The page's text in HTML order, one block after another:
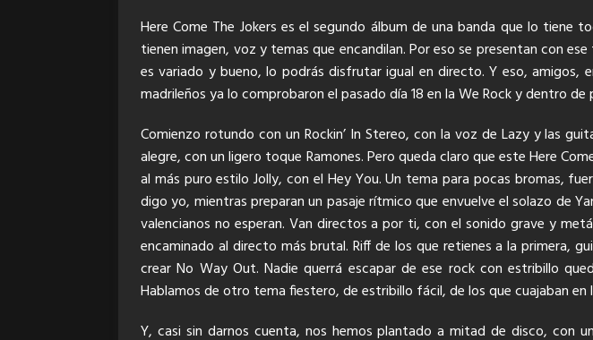
Here Come The Jokers es el segundo álbum de una banda que lo
tienen imagen, voz y temas que encandilan. Por eso se presentan con
es variado y bueno, lo podrás disfrutar igual en directo. Y eso,
madrileños ya lo comprobaron el pasado día 18 en la We Rock y dentro
Comienzo rotundo con un Rockin’ In Stereo, con la voz de Lazy y las
alegre, con un ligero toque Ramones. Pero queda claro que este Here
al más puro estilo Jolly, con el Hey You. Un tema para pocas bromas,
digo yo, mientras preparan un pasaje rítmico que envuelve el solazo de
valencianos no esperan. Van directos a por ti, con el sonido grave y
encaminado al directo más brutal. Riff de los que retienes a la primera,
crear No Way Out. Nadie querrá escapar de ese rock con estribillo
Hablamos de otro tema fiestero, de estribillo fácil, de los que cuajaban en
Y, casi sin darnos cuenta, nos hemos plantado a mitad de disco, con